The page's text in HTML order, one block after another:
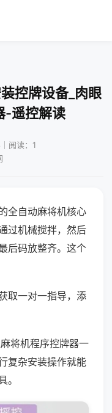
控牌设备_肉眼
-遥控解读
阅读：1
全自动麻将机核心
过机械搅拌，然后
后码放整齐。这个
取一对一指导，添
将机程序控牌器一
复杂安装操作就能
。